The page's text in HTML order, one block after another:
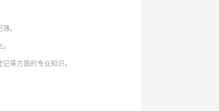
。
等方面的专业知识。